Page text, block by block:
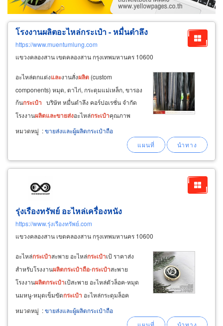
ผู้ส่งออก/นำเข้า
ธุรกิจบริการ
โรงงานผลิตอะไหล่กระเป๋า - หมื่นตำลึง
https://www.muentumlung.com
แขวงคลองสาน เขตคลองสาน กรุงเทพมหานคร 10600
อะไหล่ตกแต่งและงานสั่งผลิต (custom
components) หมุด, ตาไก่, กระดุมแม่เหล็ก, ขารอง
ก้นกระเป๋า บริษัท หมื่นตำลึง คอร์ปอเรชั่น จำกัด
โรงงานผลิตและขายส่งอะไหล่กระเป๋าคุณภาพ
พรีเมียม (ย่านวงเวียนใหญ่-เจริญรัถ) สำนักงาน/
หน้าร้าน: เปิด วันจันทร์ - เสาร์ (08.30 น. - 17.30
หมวดหมู่ :ขายส่งและผู้ผลิตกระเป๋าถือ
รุ่งเรืองทรัพย์ อะไหล่เครื่องหนัง
https://www.รุ่งเรืองทรัพย์.com
แขวงคลองสาน เขตคลองสาน กรุงเทพมหานคร 10600
อะไหล่กระเป๋าสะพาย อะไหล่กระเป๋าเป้ ราคาส่ง
สำหรับโรงงานผลิตกระเป๋าถือ-กระเป๋าสะพาย
โรงงานผลิตกระเป๋าเป้สะพาย อะไหล่ตัวล็อค-หมุด
นมหนู-หมุดเข็มขัดกระเป๋า อะไหล่กระดุมล็อค
กระเป๋าอะไหล่ขอบปากกระเป๋า ตัวล็อคลูกบิด
อะไหล่
หมวดหมู่ :ขายส่งและผู้ผลิตกระเป๋าถือ